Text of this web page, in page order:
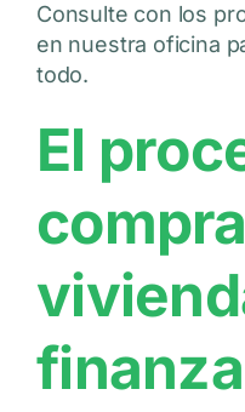
Consulte con los
en nuestra oficina
todo.
El